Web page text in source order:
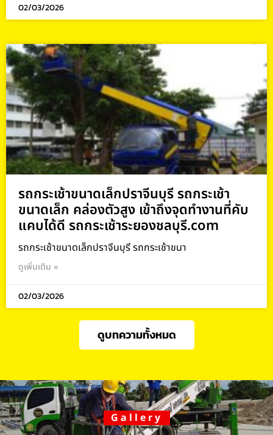
02/03/2026
รถกระเช้าขนาดเล็กปราจีนบุรี รถกระเช้า
ขนาดเล็ก คล่องตัวสูง เข้าถึงจุดทำงานที่คับ
แคบได้ดี รถกระเช้าระยองชลบุรี.com
รถกระเช้าขนาดเล็กปราจีนบุรี รถกระเช้าขนา
ดูเพิ่มเติม »
02/03/2026
ดูบทความทั้งหมด
Gallery